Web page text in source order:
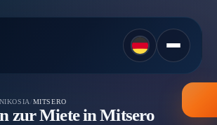
/MITSERO
zur Miete in Mitsero